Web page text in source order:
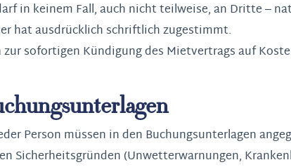
in keinem Fall, auch nicht teilweise, an Dritte –
hat ausdrücklich schriftlich zugestimmt.
zur sofortigen Kündigung des Mietvertrags auf
Person müssen in den Buchungsunterlagen
Sicherheitsgründen (Unwetterwarnungen,